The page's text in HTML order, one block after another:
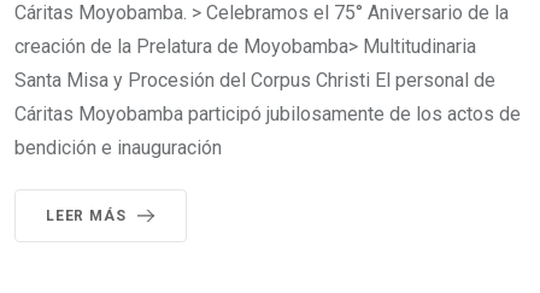
Cáritas Moyobamba. > Celebramos el 75° Aniversario de la
creación de la Prelatura de Moyobamba> Multitudinaria
Santa Misa y Procesión del Corpus Christi El personal de
Cáritas Moyobamba participó jubilosamente de los actos de
bendición e inauguración
LEER MÁS